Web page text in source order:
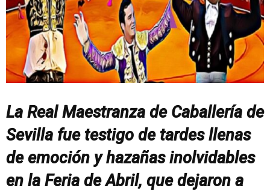
La Real Maestranza de Caballería de
Sevilla fue testigo de tardes llenas
de emoción y hazañas inolvidables
en la Feria de Abril, que dejaron a